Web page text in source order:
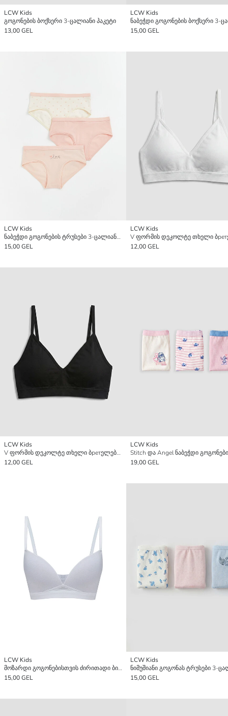
LCW Kids
გოგონების ბოქსერი 3-ცალიანი პაკეტი
13,00 GEL
LCW Kids
15,00 GEL
LCW Kids
ნაბეჭდი გოგონების ტრუსები 3-ცალიანი პაკეტი
15,00 GEL
LCW Kids
12,00 GEL
LCW Kids
V ფორმის დეკოლტე თხელი ბретელები გოგონების ბიუსტჰალტერი
12,00 GEL
LCW Kids
19,00 GEL
LCW Kids
მოზარდი გოგონებისთვის ძირითადი ბიუსჰალტერი
15,00 GEL
LCW Kids
15,00 GEL